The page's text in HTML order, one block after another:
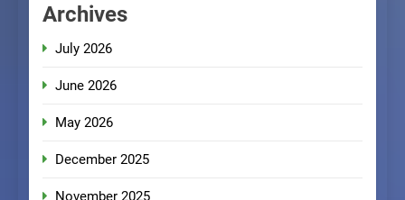
Archives
July 2026
June 2026
May 2026
December 2025
November 2025